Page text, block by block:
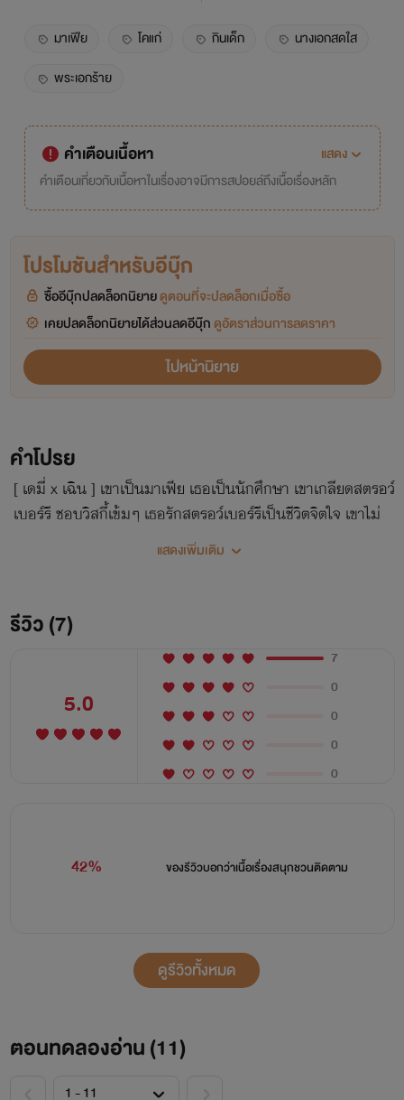
มาเฟีย โคแก่ กินเด็ก
นางเอกสดใส
พระเอกร้าย
คำเตือนเนื้อหา
แสดง
คำเตือนเกี่ยวกับเนื้อหาในเรื่องอาจมีการสปอยล์ถึงเนื้อเรื่องหลัก
โปรโมชันสำหรับอีบุ๊ก
ซื้ออีบุ๊กปลดล็อกนิยายดูตอนที่จะปลดล็อกเมื่อซื้อ
เคยปลดล็อกนิยายได้ส่วนลดอีบุ๊ก ดูอัตราส่วนการลดราคา
ไปหน้านิยาย
คำโปรย
[ เดมี่ x เฉิน ] เขาเป็นมาเฟีย เธอเป็นนักศึกษา เขาเกลียดสตรอว์
เบอร์รี ชอบวิสกี้เข้มๆ เธอรักสตรอว์เบอร์รีเป็นชีวิตจิตใจ เขาไม่
ชอบกินเค้ก เธอขาดเค้กไม่ได้ เขามีรสนิยมบนเตียงค่อนข้างถึง
อย่าคิดก้าวขาออกไปจากชีวิตฉันอีก ถ้าฉันไม่ตายและไม่อนุญาต
เธอจะเป็นของใครไม่ได้ทั้งนั้น..." ______________ *** มีเล่ม
พิเศษ **** กดอ่านตัวอย่างก่อนซื้อ
แสดงเพิ่มเติม
รีวิว (7)
5.0
7
0
0
0
0
42% ของรีวิวบอกว่าเนื้อเรื่องสนุกชวนติดตาม
ดูรีวิวทั้งหมด
ตอนทดลองอ่าน (11)